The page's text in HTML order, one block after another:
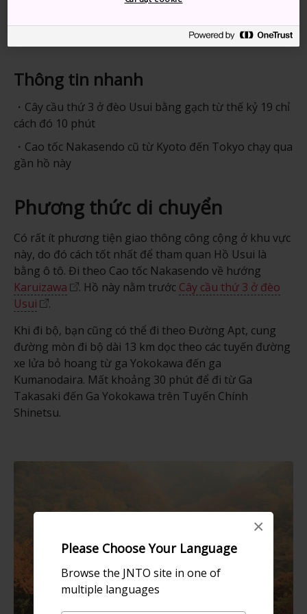
Please Choose Your Language
Browse the JNTO site in one of
multiple languages
×
Thông tin nhanh
Cây cầu thứ 3 ở đèo Usui bằng gạch từ thế kỷ 19 chỉ
cách đó 10 phút
Cao tốc Nakasendo cũ từ Kyoto đến Tokyo chạy qua
gần hồ này
Phương thức di chuyển
Có rất ít phương tiện giao thông công cộng ở khu vực
này, do đó cách tốt nhất để tham quan Hồ Usui là
bằng ô tô. Đi theo Cao tốc Nakasendo về hướng
Karuizawa
. Hồ này nằm trước Cây cầu thứ 3 ở đèo
Usui
.
Khi đi bộ, bạn cũng có thể đi theo Đường Apt, cung
đường mòn đi bộ dài 13 km dọc theo các tuyến đường
xe lửa bỏ hoang từ ga Yokokawa đến ga
Kumanodaira. Mất khoảng 30 phút để đi từ Ga
Takasaki đến Ga Yokokawa trên Tuyến Chính
Shinetsu.